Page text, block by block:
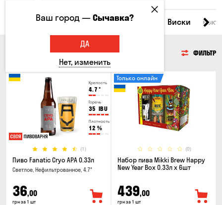
Все товары Пиво Сидр Виски
ФИЛЬТР
Крепость
4.7 °
Горечь
35 IBU
Плотность
12 %
(1)
Пиво Fanatic Cryo APA 0.33л
Светлое, Нефильтрованное, 4.7°
36,00
грн за 1 шт
(0)
Только онлайн
Набор пива Mikki Brew Happy
New Year Box 0.33л x 6шт
439,00
грн за 1 шт
Ваш город —Сычавка?
ДА
Нет, изменить